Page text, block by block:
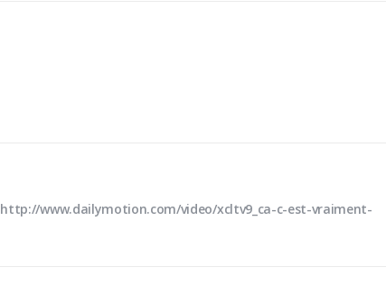
http://www.dailymotion.com/video/xcltv9_ca-c-est-vraiment-